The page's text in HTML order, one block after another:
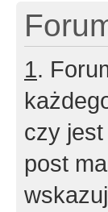
1.
czy
post